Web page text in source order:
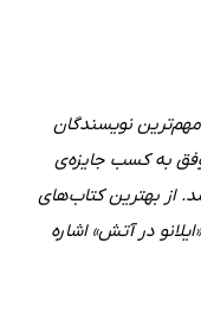
نویسندگان
به کسب جایزه‌ی
از بهترین کتاب‌های
در آتش» اشاره